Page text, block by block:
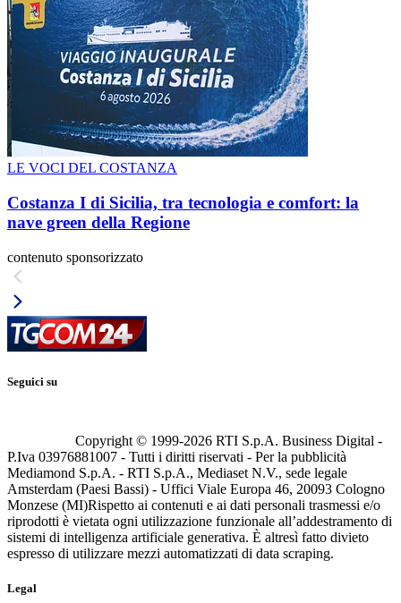
LE VOCI DEL COSTANZA
Costanza I di Sicilia, tra tecnologia e comfort: la
nave green della Regione
contenuto sponsorizzato
Seguici su
Copyright © 1999-2026 RTI S.p.A. Business Digital -
P.Iva 03976881007 - Tutti i diritti riservati - Per la pubblicità
Mediamond S.p.A. - RTI S.p.A., Mediaset N.V., sede legale
Amsterdam (Paesi Bassi) - Uffici Viale Europa 46, 20093 Cologno
Monzese (MI)Rispetto ai contenuti e ai dati personali trasmessi e/o
riprodotti è vietata ogni utilizzazione funzionale all’addestramento di
sistemi di intelligenza artificiale generativa. È altresì fatto divieto
espresso di utilizzare mezzi automatizzati di data scraping.
Legal